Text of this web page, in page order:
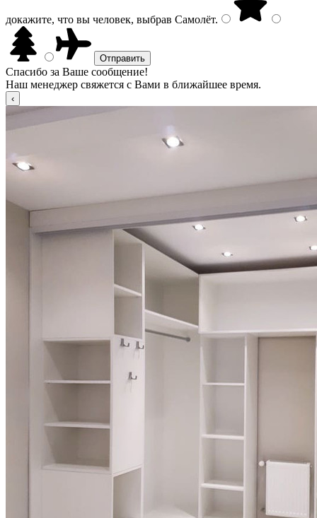
докажите, что вы человек, выбрав Самолёт.
Спасибо за Ваше сообщение!
Наш менеджер свяжется с Вами в ближайшее время.